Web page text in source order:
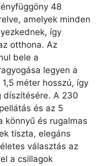
48
amelyek minden
így
otthona. Az
bele a
legyen a
méter hosszú, így
díszítésére. A 230
és az 5
könnyű és rugalmas
tiszta, elegáns
választás az
a csillagok